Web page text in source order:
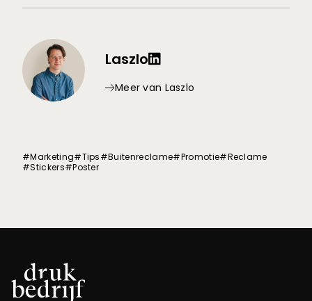
Laszlo
Meer van Laszlo
#Marketing#Tips#Buitenreclame#Promotie#Reclame
#Stickers#Poster